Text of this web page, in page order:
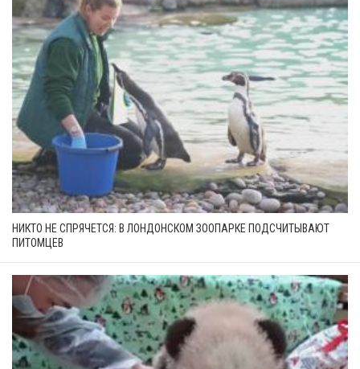
НИКТО НЕ СПРЯЧЕТСЯ: В ЛОНДОНСКОМ ЗООПАРКЕ ПОДСЧИТЫВАЮТ
ПИТОМЦЕВ